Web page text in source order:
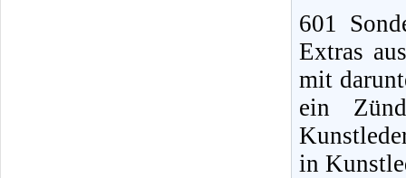
601
Extras
mit
ein
in